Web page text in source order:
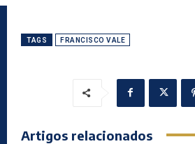
TAGS FRANCISCO VALE
Artigos relacionados